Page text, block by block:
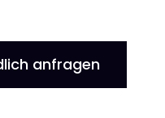
anfragen